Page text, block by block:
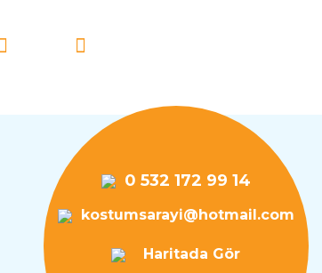
Hintli Erkek Kostümü
0 532 172 99 14
kostumsarayi@hotmail.com
Haritada Gör